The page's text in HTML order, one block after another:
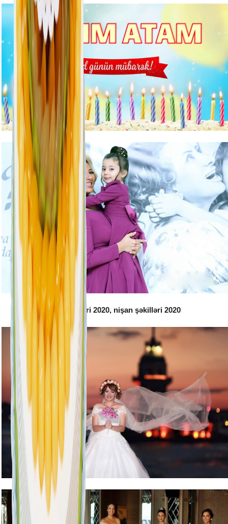
Toy şəkilləri 2020, nişan şəkilləri 2020